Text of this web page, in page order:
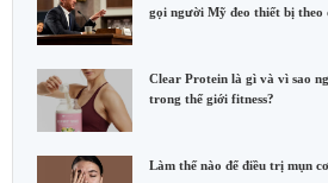
gọi người Mỹ đeo thiết bị theo
Clear Protein là gì và vì sao
trong thế giới fitness?
Làm thế nào để điều trị mụn